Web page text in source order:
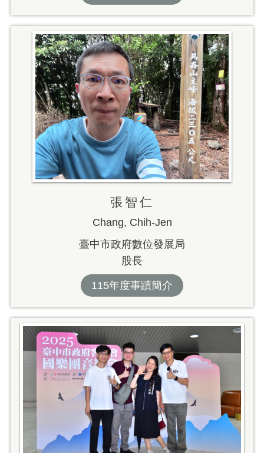
張智仁
Chang, Chih-Jen
臺中市政府數位發展局
股長
115年度事蹟簡介